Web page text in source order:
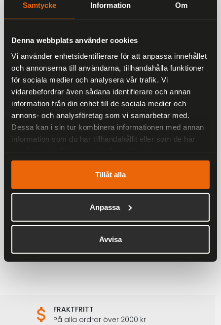
Samtycke Information Om
Denna webbplats använder cookies
Vi använder enhetsidentifierare för att anpassa innehållet
och annonserna till användarna, tillhandahålla funktioner
för sociala medier och analysera vår trafik. Vi
vidarebefordrar även sådana identifierare och annan
information från din enhet till de sociala medier och
annons- och analysföretag som vi samarbetar med.
Dessa kan i sin tur kombinera informationen med annan
information som du har tillhandahållit eller som de har
Tillåt alla
Anpassa
Avvisa
Liknande produkter
Andra har även tittat på
Rekommenderade produkter
25 %
FRAKTFRITT
På alla ordrar över 2000 kr